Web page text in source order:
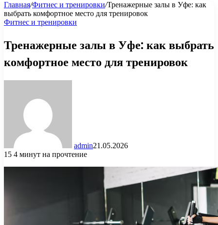
Главная/Фитнес и тренировки/Тренажерные залы в Уфе: как
выбрать комфортное место для тренировок
Фитнес и тренировки
Тренажерные залы в Уфе: как выбрать
комфортное место для тренировок
admin21.05.2026
15 4 минут на прочтение